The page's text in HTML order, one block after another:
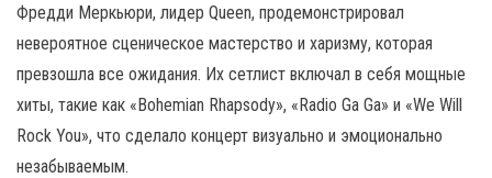
Фредди Меркьюри, лидер Queen, продемонстрировал
невероятное сценическое мастерство и харизму, которая
превзошла все ожидания. Их сетлист включал в себя мощные
хиты, такие как «Bohemian Rhapsody», «Radio Ga Ga» и «We Will
Rock You», что сделало концерт визуально и эмоционально
незабываемым.